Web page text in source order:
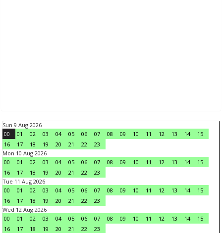
Sun 9 Aug 2026
00
01 02 03 04 05 06 07 08 09 10 11 12 13 14
15
16
17 18 19 20 21 22
23
Mon 10 Aug 2026
00
01 02 03 04 05 06 07 08 09 10 11 12 13 14
15
16
17 18 19 20 21 22
23
Tue 11 Aug 2026
00
01 02 03 04 05 06 07 08 09 10 11 12 13 14
15
16
17 18 19 20 21 22
23
Wed 12 Aug 2026
00
01 02 03 04 05 06 07 08 09 10 11 12 13 14
15
16
17 18 19 20 21 22
23